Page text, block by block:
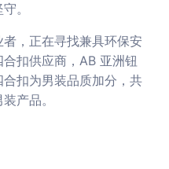
。
，正在寻找兼具环保安
扣供应商，AB 亚洲钮
扣为男装品质加分，共
产品。